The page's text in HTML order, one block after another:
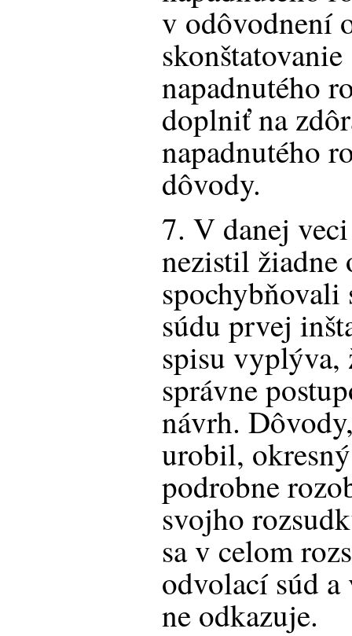
v odôvodnení
napadnutého
doplniť na
napadnutého
dôvody.
7. V danej
nezistil
spochybňovali
súdu prvej
spisu vyplýva,
správne
návrh.
urobil,
podrobne
svojho
sa v celom
odvolací súd
ne odkazuje.